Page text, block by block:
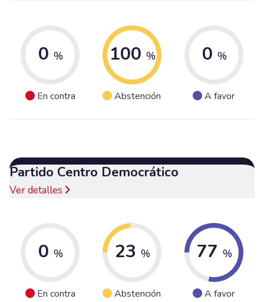
0 %
En contra
100 %
Abstención
0 %
A favor
Partido Centro Democrático
Ver detalles
0 %
En contra
23 %
Abstención
77 %
A favor